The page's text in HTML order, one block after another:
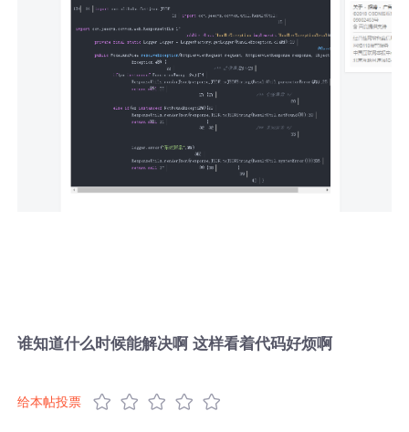
谁知道什么时候能解决啊 这样看着代码好烦啊
给本帖投票